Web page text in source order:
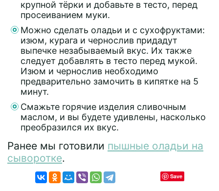
крупной тёрки и добавьте в тесто, перед
просеиванием муки.
Можно сделать оладьи и с сухофруктами:
изюм, курага и чернослив придадут
выпечке незабываемый вкус. Их также
следует добавлять в тесто перед мукой.
Изюм и чернослив необходимо
предварительно замочить в кипятке на 5
минут.
Смажьте горячие изделия сливочным
маслом, и вы будете удивлены, насколько
преобразился их вкус.
Ранее мы готовили пышные оладьи на
сыворотке.
Save